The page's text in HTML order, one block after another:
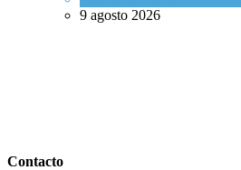
9 agosto 2026
Contacto